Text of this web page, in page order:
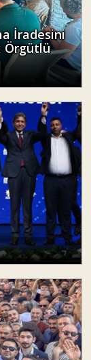
İradesini
Örgütlü